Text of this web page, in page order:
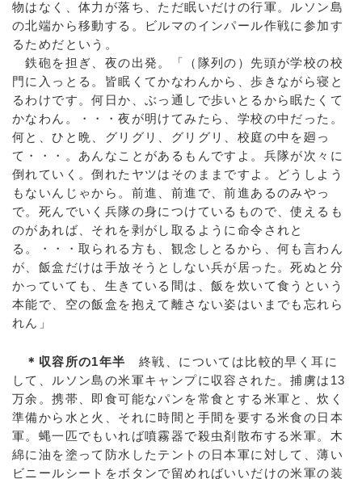
物はなく、体力が落ち、ただ眠いだけの行軍。ルソン島
の北端から移動する。ビルマのインパール作戦に参加す
るためだという。
鉄砲を担ぎ、夜の出発。「（隊列の）先頭が学校の校
門に入っとる。皆眠くてかなわんから、歩きながら寝と
るわけです。何日か、ぶっ通しで歩いとるから眠たくて
かなわん。・・・夜が明けてみたら、学校の中だった。
何と、ひと晩、グリグリ、グリグリ、校庭の中を廻っ
て・・・。あんなことがあるもんですよ。兵隊が次々に
倒れていく。倒れたヤツはそのままですよ。どうしよう
もないんじゃから。前進、前進で、前進あるのみやっ
で。死んでいく兵隊の身につけているもので、使えるも
のがあれば、それを剥がし取るように命令されと
る。・・・取られる方も、観念しとるから、何も言わん
が、飯盒だけは手放そうとしない兵が居った。死ぬと分
かっていても、生きている間は、飯を炊いて食うという
本能で、空の飯盒を抱えて離さない姿はいまでも忘れら
れん」
＊収容所の1年半 終戦、については比較的早く耳に
して、ルソン島の米軍キャンプに収容された。捕虜は13
万余。携帯、即食可能なパンを常食とする米軍と、炊く
準備から水と火、それに時間と手間を要する米食の日本
軍。蝿一匹でもいれば噴霧器で殺虫剤散布する米軍。木
綿に油を塗って防水したテントの日本軍に対して、薄い
ビニールシートをボタンで留めればいいだけの米軍の装